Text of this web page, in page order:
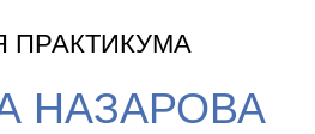
НАЗАРОВА
ПРАКТИКУМА